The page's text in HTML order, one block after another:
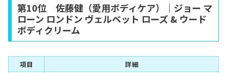
第10位 佐藤健（愛用ボディケア）｜ジョー マ
ローン ロンドン ヴェルベット ローズ & ウード
ボディクリーム
項目 詳細